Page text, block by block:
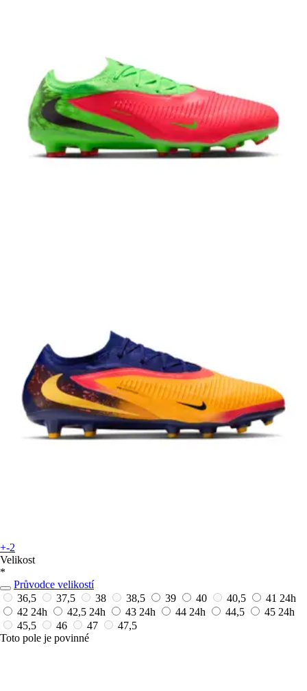
+-2
Velikost
*
Průvodce velikostí
36,5
37,5 38 38,5 39 40 40,5 41 24h
42 24h 42,5 24h 43 24h 44 24h 44,5 45 24h
45,5
46 47
47,5
Toto pole je povinné